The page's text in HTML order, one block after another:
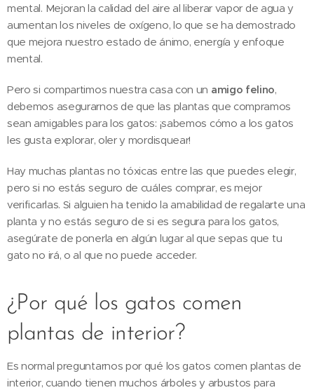
mental. Mejoran la calidad del aire al liberar vapor de agua y
aumentan los niveles de oxígeno, lo que se ha demostrado
que mejora nuestro estado de ánimo, energía y enfoque
mental.
Pero si compartimos nuestra casa con un amigo felino,
debemos asegurarnos de que las plantas que compramos
sean amigables para los gatos: ¡sabemos cómo a los gatos
les gusta explorar, oler y mordisquear!
Hay muchas plantas no tóxicas entre las que puedes elegir,
pero si no estás seguro de cuáles comprar, es mejor
verificarlas. Si alguien ha tenido la amabilidad de regalarte una
planta y no estás seguro de si es segura para los gatos,
asegúrate de ponerla en algún lugar al que sepas que tu
gato no irá, o al que no puede acceder.
¿Por qué los gatos comen
plantas de interior?
Es normal preguntarnos por qué los gatos comen plantas de
interior, cuando tienen muchos árboles y arbustos para